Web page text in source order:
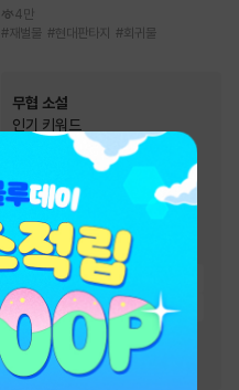
4만
#재벌물 #현대판타지 #회귀물
무협 소설
인기 키워드
#천하제일인
#빙의물
#사이다물
#잔잔함 #정파
복수물 #고독함
#
먼치킨 # 회귀물 #생존물
통쾌함 #
검객/무사
비장함 마교